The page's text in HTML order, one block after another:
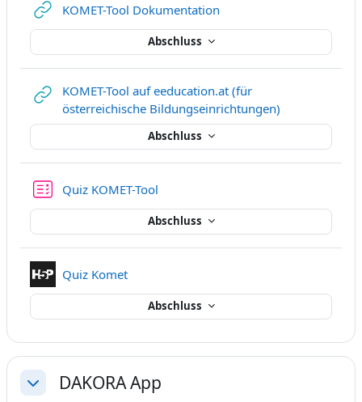
KOMET-Tool Dokumentation
Abschluss
KOMET-Tool auf eeducation.at (für
österreichische Bildungseinrichtungen)
Abschluss
Quiz KOMET-Tool
Abschluss
Quiz KometInteraktiver Inhalt
Abschluss
EinklappenDAKORA App